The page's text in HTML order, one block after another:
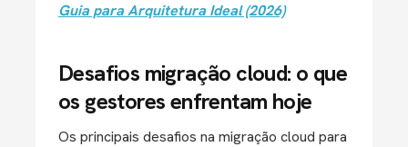
Guia para Arquitetura Ideal (2026)
Desafios migração cloud: o que
os gestores enfrentam hoje
Os principais desafios na migração cloud para